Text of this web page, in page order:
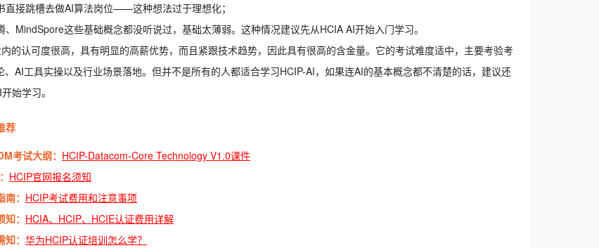
直接跳槽去做AI算法岗位——这种想法过于理想化；
、MindSpore这些基础概念都没听说过，基础太薄弱。这种情况建议先从HCIA AI开始入门学习。
的认可度很高，具有明显的高薪优势，而且紧跟技术趋势，因此具有很高的含金量。它的考试难度适中，主要考验考
、AI工具实操以及行业场景落地。但并不是所有的人都适合学习HCIP-AI，如果连AI的基本概念都不清楚的话，建议还
始学习。
荐
考试大纲： HCIP-Datacom-Core Technology V1.0课件
HCIP官网报名须知
： HCIP考试费用和注意事项
： HCIA、HCIP、HCIE认证费用详解
： 华为HCIP认证培训怎么学？